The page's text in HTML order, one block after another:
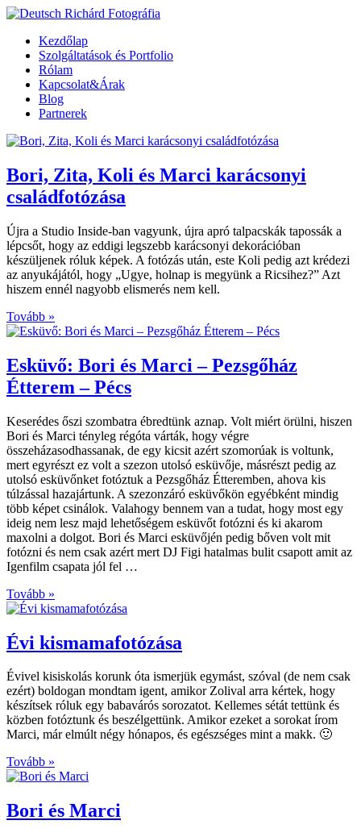
Kezdőlap
Szolgáltatások és Portfolio
Rólam
Kapcsolat&Árak
Blog
Partnerek
Bori, Zita, Koli és Marci karácsonyi
családfotózása
Újra a Studio Inside-ban vagyunk, újra apró talpacskák tapossák a
lépcsőt, hogy az eddigi legszebb karácsonyi dekorációban
készüljenek róluk képek. A fotózás után, este Koli pedig azt krédezi
az anyukájától, hogy „Ugye, holnap is megyünk a Ricsihez?” Azt
hiszem ennél nagyobb elismerés nem kell.
Tovább »
Esküvő: Bori és Marci – Pezsgőház
Étterem – Pécs
Keserédes őszi szombatra ébredtünk aznap. Volt miért örülni, hiszen
Bori és Marci tényleg régóta várták, hogy végre
összeházasodhassanak, de egy kicsit azért szomorúak is voltunk,
mert egyrészt ez volt a szezon utolsó esküvője, másrészt pedig az
utolsó esküvőnket fotóztuk a Pezsgőház Étteremben, ahova kis
túlzással hazajártunk. A szezonzáró esküvőkön egyébként mindig
több képet csinálok. Valahogy bennem van a tudat, hogy most egy
ideig nem lesz majd lehetőségem esküvőt fotózni és ki akarom
maxolni a dolgot. Bori és Marci esküvőjén pedig bőven volt mit
fotózni és nem csak azért mert DJ Figi hatalmas bulit csapott amit az
Igenfilm csapata jól fel …
Tovább »
Évi kismamafotózása
Évivel kisiskolás korunk óta ismerjük egymást, szóval (de nem csak
ezért) boldogan mondtam igent, amikor Zolival arra kértek, hogy
készítsek róluk egy babavárós sorozatot. Kellemes sétát tettünk és
közben fotóztunk és beszélgettünk. Amikor ezeket a sorokat írom
Marci, már elmúlt négy hónapos, és egészséges mint a makk. 🙂
Tovább »
Bori és Marci